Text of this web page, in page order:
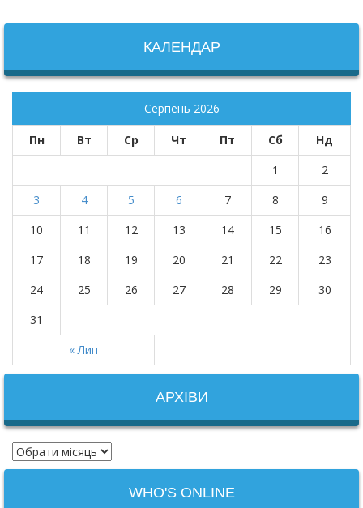
КАЛЕНДАР
Серпень 2026
Пн Вт Ср Чт Пт Сб Нд
« Лип
1
2
3
4 5 6 7 8
9
10
11 12 13 14 15
16
17
18 19 20 21 22
23
24
25 26 27 28 29
30
31
АРХІВИ
WHO'S ONLINE